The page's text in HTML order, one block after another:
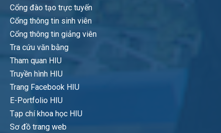
Cổng đào tạo trực tuyến
Cổng thông tin sinh viên
Cổng thông tin giảng viên
Tra cứu văn bằng
Tham quan HIU
Truyền hình HIU
Trang Facebook HIU
E-Portfolio HIU
Tạp chí khoa học HIU
Sơ đồ trang web